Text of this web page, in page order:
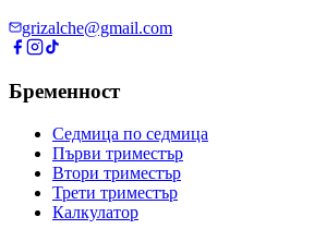
grizalche@gmail.com
Бременност
Седмица по седмица
Първи триместър
Втори триместър
Трети триместър
Калкулатор